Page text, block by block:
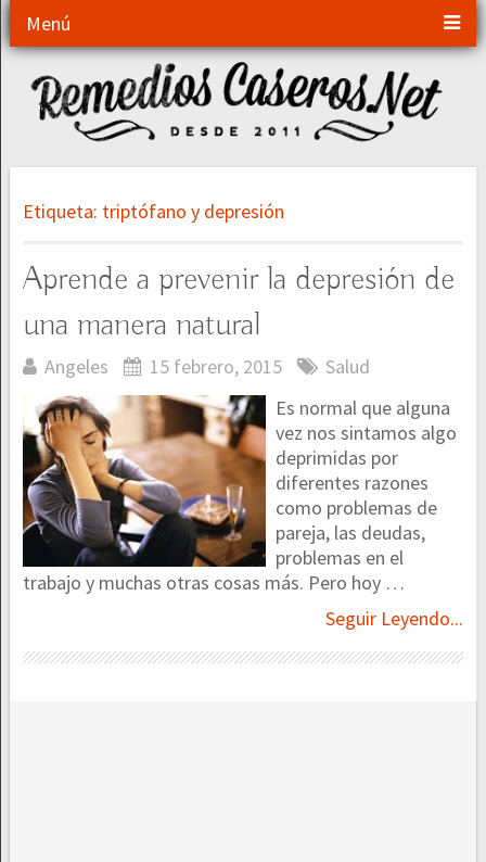
Menú
Etiqueta: triptófano y depresión
Aprende a prevenir la depresión de
una manera natural
Angeles 15 febrero, 2015
Salud
Es normal que alguna
vez nos sintamos algo
deprimidas por
diferentes razones
como problemas de
pareja, las deudas,
problemas en el
trabajo y muchas otras cosas más. Pero hoy …
Seguir Leyendo...